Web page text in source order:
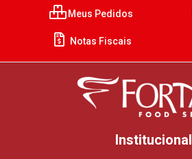
Meus Pedidos
Notas Fiscais
Institucional